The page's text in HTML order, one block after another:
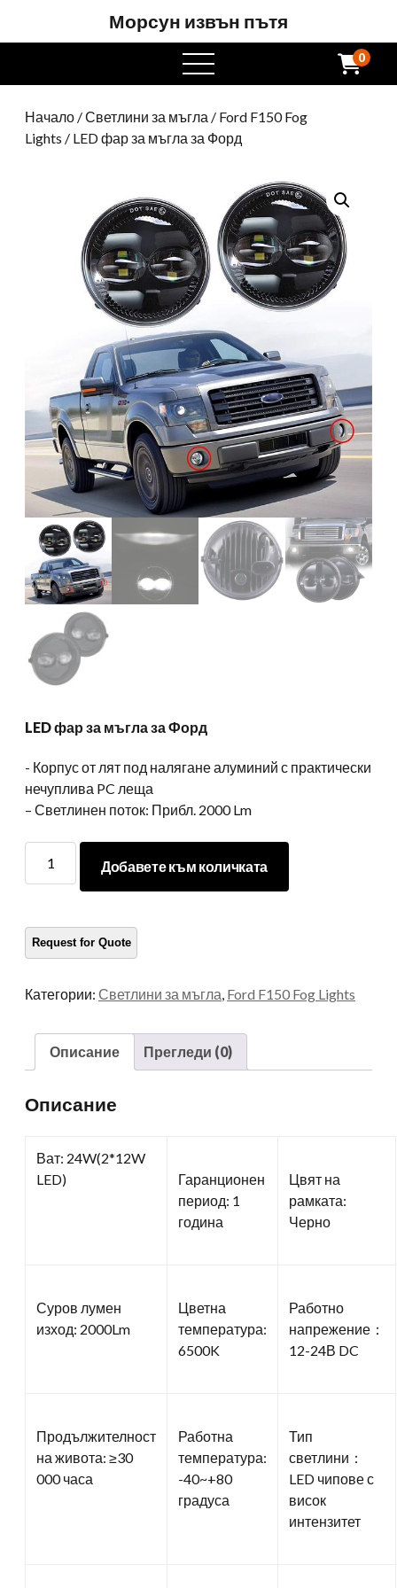
Морсун извън пътя
Отворете
менюто
0
Начало /Светлини за мъгла / Ford F150 Fog
Lights / LED фар за мъгла за Форд
LED фар за мъгла за Форд
​- Корпус от лят под налягане алуминий с практически
нечуплива PC леща
– Светлинен поток: Прибл. 2000 Lm
фар
за
Форд
Добавете към количката
Категории: Светлини за мъгла Ford F150 Fog Lights
Описание Прегледи (0)
Описание
Ват: 24W(2*12W
LED)
Гаранционен
период: 1
година
Цвят на
рамката:
Черно
Суров лумен
изход: 2000Lm
Цветна
температура:
6500K
Работно
напрежение：
12-24В DC
Продължителност
на живота: ≥30
000 часа
Работна
температура:
-40~+80
градуса
Тип
светлини：
LED чипове с
висок
интензитет